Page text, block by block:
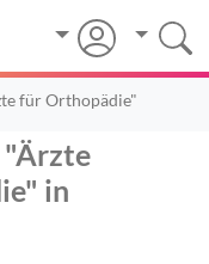
für Orthopädie"
"Ärzte
in